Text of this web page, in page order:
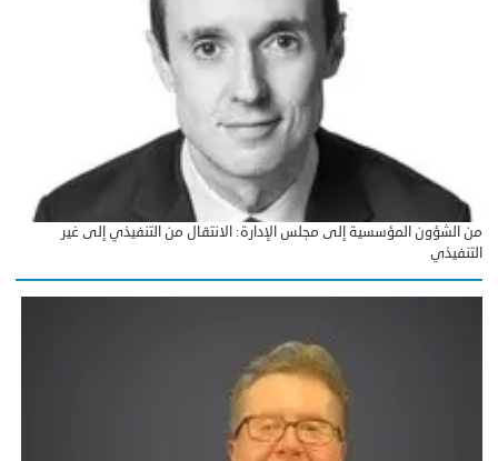
من الشؤون المؤسسية إلى مجلس الإدارة: الانتقال من التنفيذي إلى غير
التنفيذي